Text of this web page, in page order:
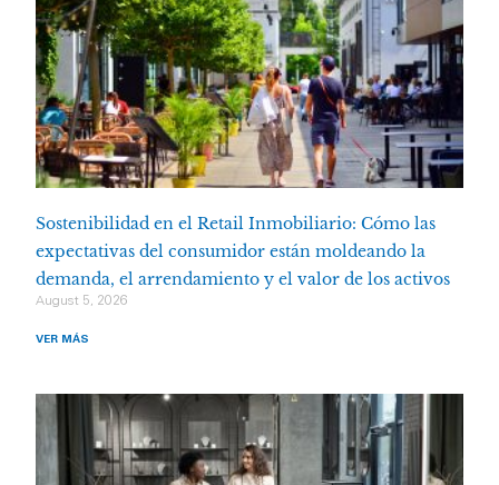
Sostenibilidad en el Retail Inmobiliario: Cómo las
expectativas del consumidor están moldeando la
demanda, el arrendamiento y el valor de los activos
August 5, 2026
VER MÁS